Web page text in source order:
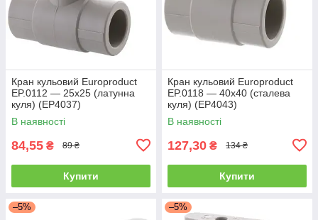
Кран кульовий Europroduct
EP.0112 — 25x25 (латунна
куля) (EP4037)
В наявності
84,55 ₴ 89 ₴
Купити
Кран кульовий Europroduct
EP.0118 — 40x40 (сталева
куля) (EP4043)
В наявності
127,30 ₴ 134 ₴
Купити
–5% –5%